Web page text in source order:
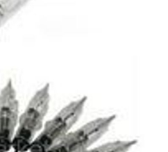
Dragon
модули